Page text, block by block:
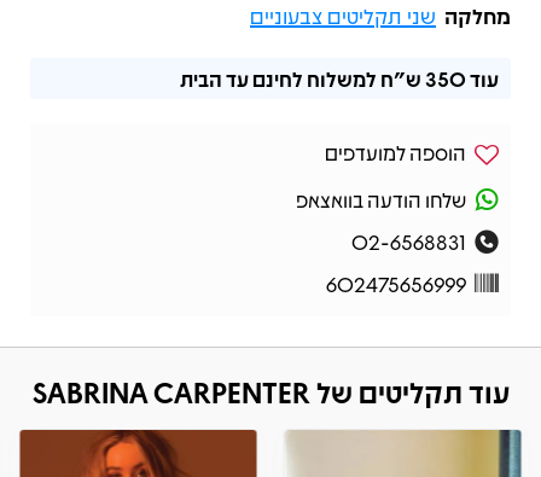
מחלקה שני תקליטים צבעוניים
עוד350 ש"ח למשלוח לחינם עד הבית
הוספה למועדפים
שלחו הודעה בוואצאפ
02-6568831
602475656999
עוד תקליטים של SABRINA CARPENTER